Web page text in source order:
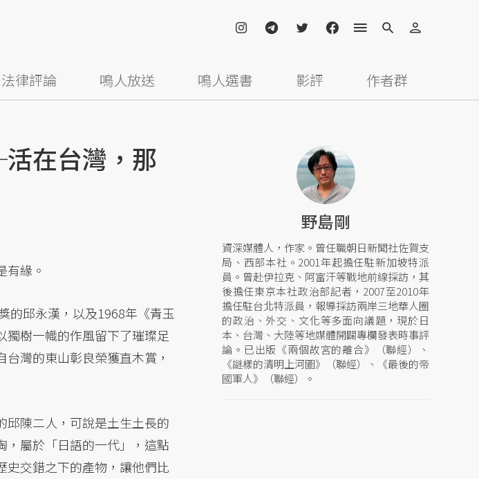
法律評論 鳴人放送 鳴人選書 影評 作者群
在台灣，那
有緣。
的邱永漢，以及1968年《青玉
樹一幟的作風留下了璀璨足
灣的東山彰良榮獲直木賞，
邱陳二人，可說是土生土長的
，屬於「日語的一代」，這點
史交錯之下的產物，讓他們比
野島剛
資深媒體人，作家。曾任職朝日新聞社佐賀支
局、西部本社。2001年起擔任駐新加坡特派
員。曾赴伊拉克、阿富汗等戰地前線採訪，其
後擔任東京本社政治部記者，2007至2010年
擔任駐台北特派員，報導採訪兩岸三地華人圈
的政治、外交、文化等多面向議題，現於日
本、台灣、大陸等地媒體開闢專欄發表時事評
論。已出版《兩個故宮的離合》（聯經）、
《謎樣的清明上河圖》（聯經）、《最後的帝
國軍人》（聯經）。